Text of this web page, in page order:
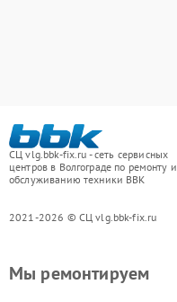
СЦ vlg.bbk-fix.ru - сеть сервисных
центров в Волгограде по ремонту и
обслуживанию техники BBK
2021-2026 © СЦ vlg.bbk-fix.ru
Мы ремонтируем